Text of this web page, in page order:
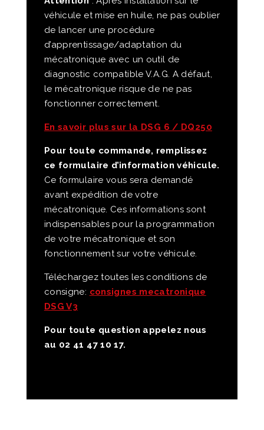
véhicule et mise en huile, ne pas oublier
de lancer une procédure
d’apprentissage/adaptation du
mécatronique avec un outil de
diagnostic compatible V.A.G. A défaut,
le mécatronique risque de ne pas
fonctionner correctement.
En savoir plus sur la DSG 6 / DQ250
Pour toute commande, remplissez
ce formulaire d’information véhicule.
Ce formulaire vous sera demandé
avant expédition de votre
mécatronique. Ces informations sont
indispensables pour la programmation
de votre mécatronique et son
fonctionnement sur votre véhicule.
Téléchargez toutes les conditions de
consigne: consignes mecatronique
DSG V3
Pour toute question appelez nous
au 02 41 47 10 17.